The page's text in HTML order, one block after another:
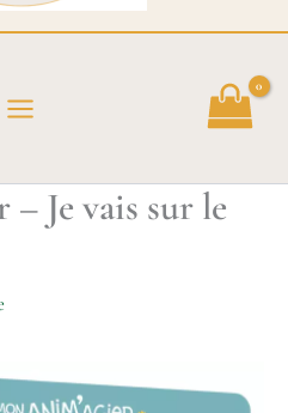
– Je vais sur le